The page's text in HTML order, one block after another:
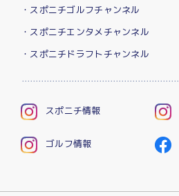
・スポニチゴルフチャンネル
・スポニチエンタメチャンネル
・スポニチドラフトチャンネル
スポニチ情報
ゴルフ情報